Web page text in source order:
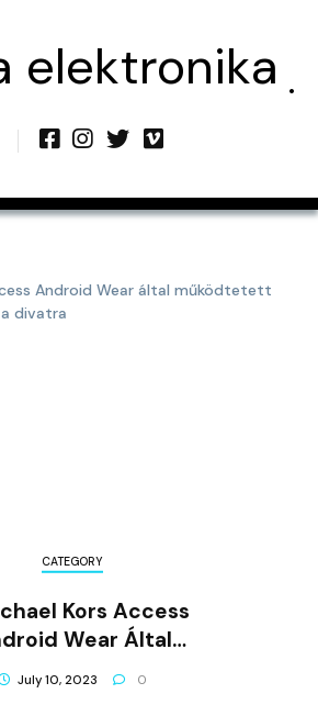
elektronika
Android Wear által működtetett
divatra
CATEGORY
Kors Access
Wear Által
Smartwatch,
Amely A Divatra
July 10, 2023 0